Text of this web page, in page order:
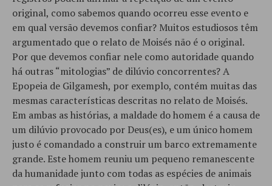
original, como sabemos quando ocorreu esse evento e
em qual versão devemos confiar? Muitos estudiosos têm
argumentado que o relato de Moisés não é o original.
Por que devemos confiar nele como autoridade quando
há outras “mitologias” de dilúvio concorrentes? A
Epopeia de Gilgamesh, por exemplo, contém muitas das
mesmas características descritas no relato de Moisés.
Em ambas as histórias, a maldade do homem é a causa de
um dilúvio provocado por Deus(es), e um único homem
justo é comandado a construir um barco extremamente
grande. Este homem reuniu um pequeno remanescente
da humanidade junto com todas as espécies de animais